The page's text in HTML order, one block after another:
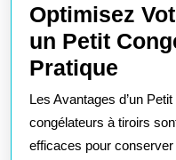
Optimisez
un Petit
Pratique
Votre
avec
Les Avantages d’un
congélateurs à tiroirs
efficaces pour